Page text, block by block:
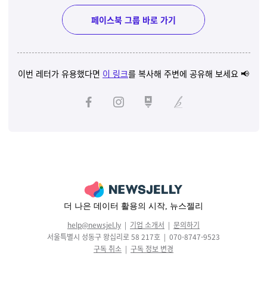
페이스북 그룹 바로 가기
이번 레터가 유용했다면 이 링크를 복사해 주변에 공유해 보세요 📢
더 나은 데이터 활용의 시작, 뉴스젤리
help@newsjel.ly | 기업 소개서 | 문의하기
서울특별시 성동구 왕십리로 58 217호 | 070-8747-9523
구독 취소 | 구독 정보 변경